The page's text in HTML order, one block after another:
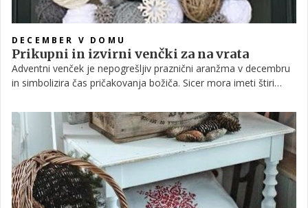
DECEMBER V DOMU
Prikupni in izvirni venčki za na vrata
Adventni venček je nepogrešljiv praznični aranžma v decembru
in simbolizira čas pričakovanja božiča. Sicer mora imeti štiri
kralji potovali na Jezusovo rojstvo, no, poznamo pa tudi take
venčke, ki jih ne postavimo na mizo, ampak jih obesimo na
vrata. Zaradi varnosti naj bodo ti raje brez sveč, so pa kljub
temu čudovita praznična dekoracija. Poglejte nekaj malce
drugačnih venčkov za na vrata in morda se vam utrne kakšna
ideja!